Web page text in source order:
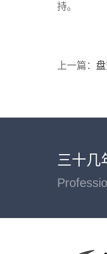
持。
上一篇：
三十几